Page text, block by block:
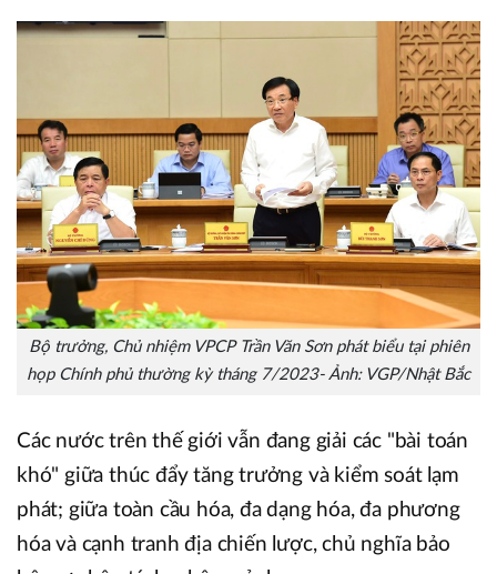
Bộ trưởng, Chủ nhiệm VPCP Trần Văn Sơn phát biểu tại phiên
họp Chính phủ thường kỳ tháng 7/2023- Ảnh: VGP/Nhật Bắc
Các nước trên thế giới vẫn đang giải các "bài toán
khó" giữa thúc đẩy tăng trưởng và kiểm soát lạm
phát; giữa toàn cầu hóa, đa dạng hóa, đa phương
hóa và cạnh tranh địa chiến lược, chủ nghĩa bảo